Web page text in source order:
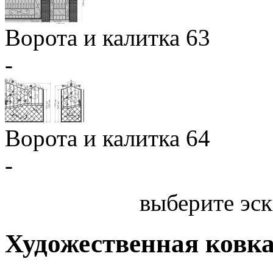
Ворота и калитка 63
-
Ворота и калитка 64
-
выберите
Художественная